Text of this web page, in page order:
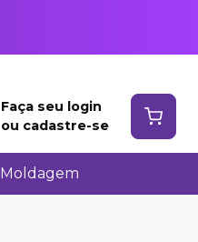
Faça seu login
ou cadastre-se
Moldagem